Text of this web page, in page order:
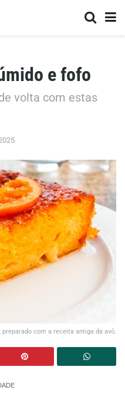
e fofo
volta com estas
com a receita antiga da avó.